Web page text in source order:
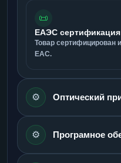
📜
ЕАЭС сертификация
Товар сертифицирован
ЕАС.
⚙️ Оптический
⚙️ Програмное